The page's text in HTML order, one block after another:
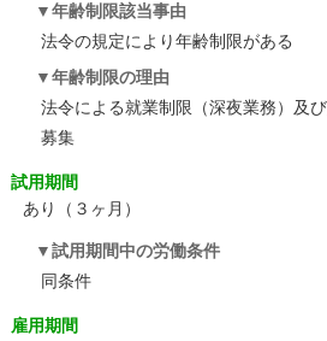
年齢制限該当事由
法令の規定により年齢制限がある
年齢制限の理由
法令による就業制限（深夜業務）及
募集
試用期間
あり（３ヶ月）
試用期間中の労働条件
同条件
雇用期間